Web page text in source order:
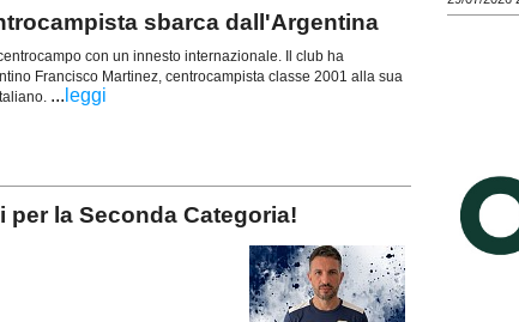
sbarca dall'Argentina
con un innesto internazionale. Il club ha
Francisco Martinez, centrocampista classe 2001 alla sua
... leggi
per la Seconda Categoria!